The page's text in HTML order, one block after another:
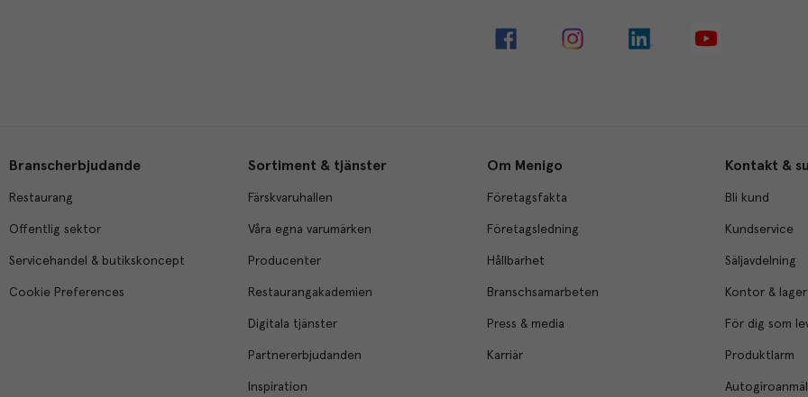
Branscherbjudande
Restaurang
Offentlig sektor
Servicehandel & butikskoncept
Cookie Preferences
Sortiment & tjänster
Färskvaruhallen
Våra egna varumärken
Producenter
Restaurangakademien
Digitala tjänster
Partnererbjudanden
Inspiration
Om Menigo
Företagsfakta
Företagsledning
Hållbarhet
Branschsamarbeten
Press & media
Karriär
Kontakt &
Bli kund
Kundservice
Säljavdelning
Kontor & lager
För dig som
Produktlarm